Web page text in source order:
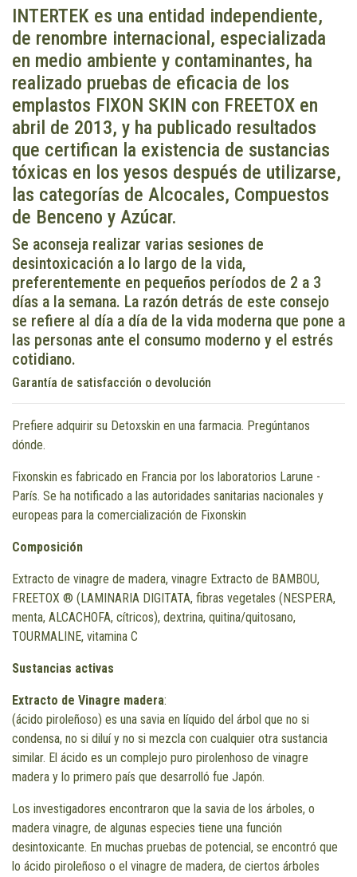
INTERTEK es una entidad independiente,
de renombre internacional, especializada
en medio ambiente y contaminantes, ha
realizado pruebas de eficacia de los
emplastos FIXON SKIN con FREETOX en
abril de 2013, y ha publicado resultados
que certifican la existencia de sustancias
tóxicas en los yesos después de utilizarse,
las categorías de Alcocales, Compuestos
de Benceno y Azúcar.
Se aconseja realizar varias sesiones de
desintoxicación a lo largo de la vida,
preferentemente en pequeños períodos de 2 a 3
días a la semana. La razón detrás de este consejo
se refiere al día a día de la vida moderna que pone a
las personas ante el consumo moderno y el estrés
cotidiano.
Garantía de satisfacción o devolución
Prefiere adquirir su Detoxskin en una farmacia. Pregúntanos
dónde.
Fixonskin es fabricado en Francia por los laboratorios Larune -
París. Se ha notificado a las autoridades sanitarias nacionales y
europeas para la comercialización de Fixonskin
Composición
Extracto de vinagre de madera, vinagre Extracto de BAMBOU,
FREETOX ® (LAMINARIA DIGITATA, fibras vegetales (NESPERA,
menta, ALCACHOFA, cítricos), dextrina, quitina/quitosano,
TOURMALINE, vitamina C
Sustancias activas
Extracto de Vinagre madera:
(ácido piroleñoso) es una savia en líquido del árbol que no si
condensa, no si diluí y no si mezcla con cualquier otra sustancia
similar. El ácido es un complejo puro pirolenhoso de vinagre
madera y lo primero país que desarrolló fue Japón.
Los investigadores encontraron que la savia de los árboles, o
madera vinagre, de algunas especies tiene una función
desintoxicante. En muchas pruebas de potencial, se encontró que
lo ácido piroleñoso o el vinagre de madera, de ciertos árboles